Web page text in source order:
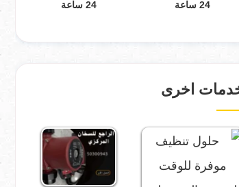
24 ساعة
24 ساعة
اخرى